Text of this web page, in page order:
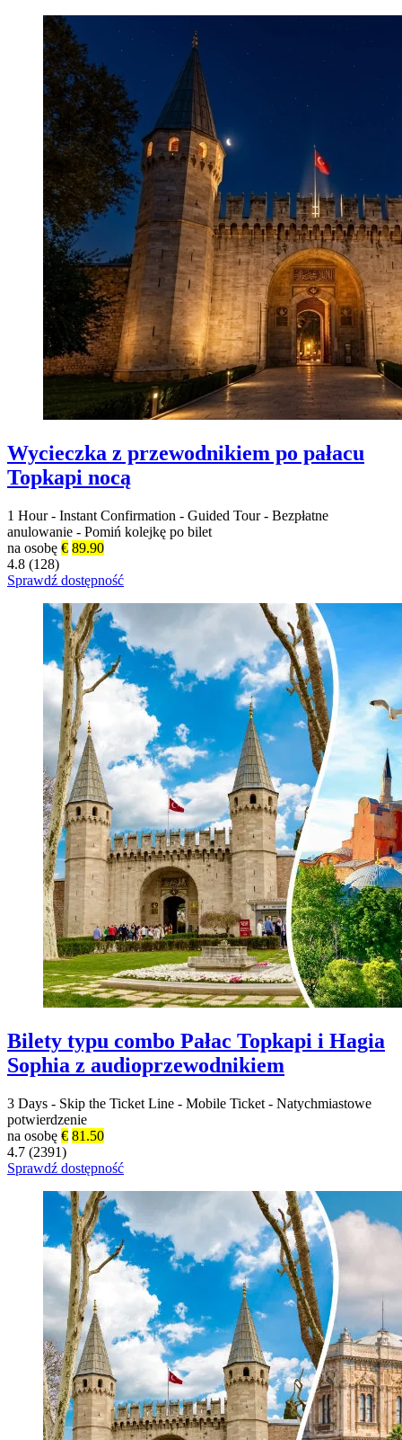
Wycieczka z przewodnikiem po pałacu
Topkapi nocą
1 Hour - Instant Confirmation - Guided Tour - Bezpłatne
anulowanie - Pomiń kolejkę po bilet
na osobę € 89.90
4.8 (128)
Sprawdź dostępność
Bilety typu combo Pałac Topkapi i Hagia
Sophia z audioprzewodnikiem
3 Days - Skip the Ticket Line - Mobile Ticket - Natychmiastowe
potwierdzenie
na osobę € 81.50
4.7 (2391)
Sprawdź dostępność